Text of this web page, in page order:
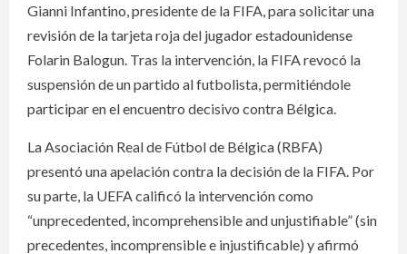
Gianni Infantino, presidente de la FIFA, para solicitar una
revisión de la tarjeta roja del jugador estadounidense
Folarin Balogun. Tras la intervención, la FIFA revocó la
suspensión de un partido al futbolista, permitiéndole
participar en el encuentro decisivo contra Bélgica.
La Asociación Real de Fútbol de Bélgica (RBFA)
presentó una apelación contra la decisión de la FIFA. Por
su parte, la UEFA calificó la intervención como
“unprecedented, incomprehensible and unjustifiable” (sin
precedentes, incomprensible e injustificable) y afirmó